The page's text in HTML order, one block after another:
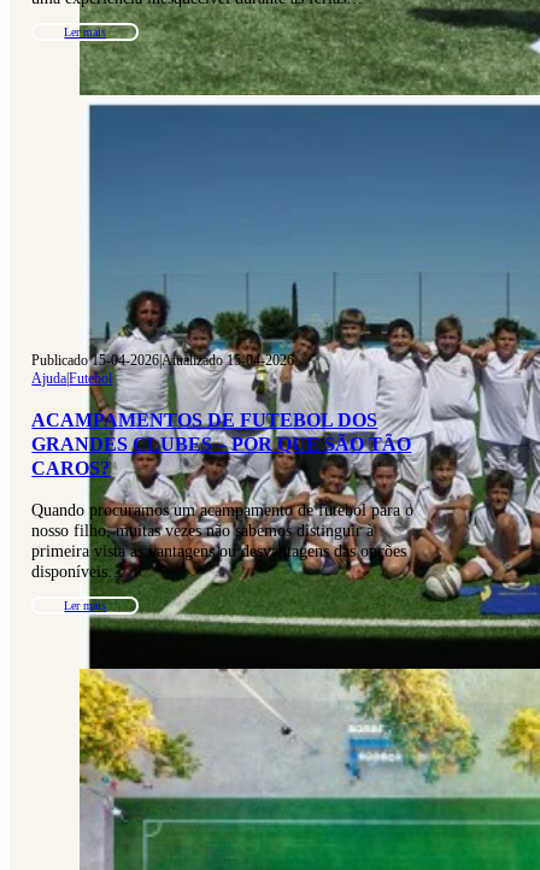
Ler mais
Publicado 15-04-2026|Atualizado 15-04-2026
Ajuda|Futebol
ACAMPAMENTOS DE FUTEBOL DOS
GRANDES CLUBES – POR QUE SÃO TÃO
CAROS?
Quando procuramos um acampamento de futebol para o
nosso filho, muitas vezes não sabemos distinguir à
primeira vista as vantagens ou desvantagens das opções
disponíveis…
Ler mais